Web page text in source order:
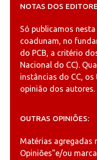
NOTAS DOS
Só publicamos
coadunam, no
do PCB, a critério
Nacional do CC).
instâncias do CC,
opinião dos autores.
OUTRAS OPINIÕES:
Matérias agregadas
Opiniões"e/ou